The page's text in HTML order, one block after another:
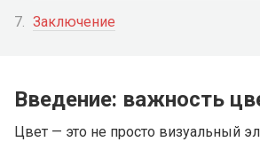
Заключение
Введение: важность
Цвет — это не просто визуальный